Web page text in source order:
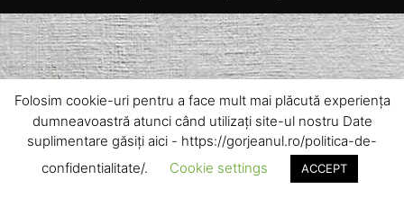
Folosim cookie-uri pentru a face mult mai plăcută experiența
dumneavoastră atunci când utilizați site-ul nostru Date
suplimentare găsiți aici - https://gorjeanul.ro/politica-de-
confidentialitate/.
Cookie settings ACCEPT